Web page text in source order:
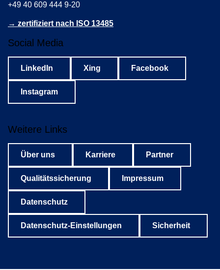
+49 40 609 444 9-20
→ zertifiziert nach ISO 13485
Social Media
LinkedIn Xing Facebook
Instagram
Weitere Links
Über uns Karriere Partner
Qualitätssicherung Impressum
Datenschutz
Datenschutz-Einstellungen Sicherheit